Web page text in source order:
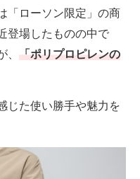
「ローソン限定」の商
登場したものの中で
、 「ポリプロピレンの
じた使い勝手や魅力を